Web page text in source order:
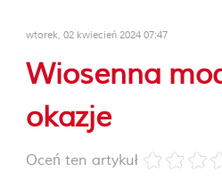
wtorek, 02 kwiecień 2024 07:47
Wiosenna
okazje
Oceń ten artykuł